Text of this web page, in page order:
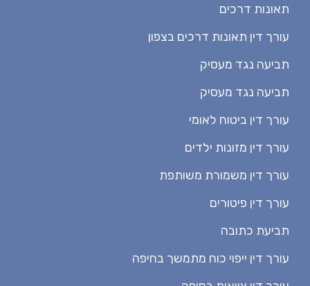
תאונות דרכים
עורך דין תאונות דרכים בצפון
תביעה נגד מעסיק
תביעה נגד מעסיק
עורך דין ביטוח לאומי
עורך דין מזונות ילדים
עורך דין משמורת משותפת
עורך דין פיטורים
תביעת כתובה
עורך דין ייפוי כוח מתמשך בחיפה